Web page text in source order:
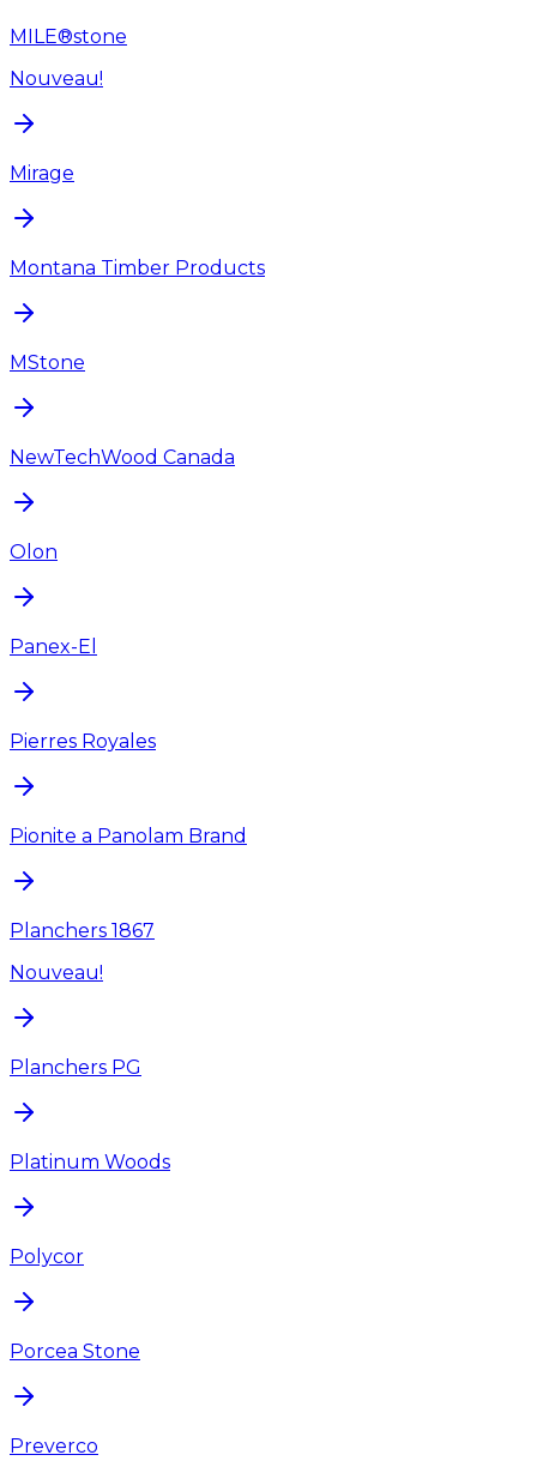
MILE®stone
Nouveau!
Mirage
Montana Timber Products
MStone
NewTechWood Canada
Olon
Panex-El
Pierres Royales
Pionite a Panolam Brand
Planchers 1867
Nouveau!
Planchers PG
Platinum Woods
Polycor
Porcea Stone
Preverco